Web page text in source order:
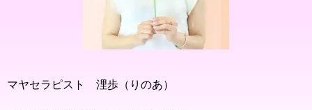
マヤセラピスト 浬歩（りのあ）